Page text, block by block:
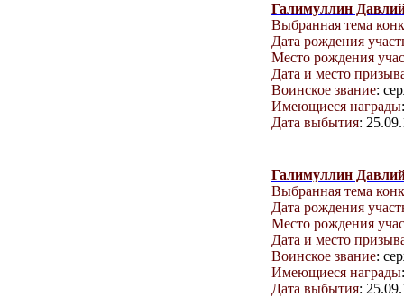
Галимуллин
Выбранная тема
Дата рождения
Место рождения
Дата и место
Воинское звание:
Имеющиеся награды
Дата выбытия:
Галимуллин
Выбранная тема
Дата рождения
Место рождения
Дата и место
Воинское звание:
Имеющиеся награды
Дата выбытия: